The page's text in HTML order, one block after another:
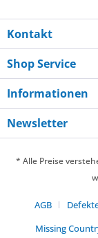
Kontakt
Shop Service
Informationen
Newsletter
* Alle Preise
AGB
Missing